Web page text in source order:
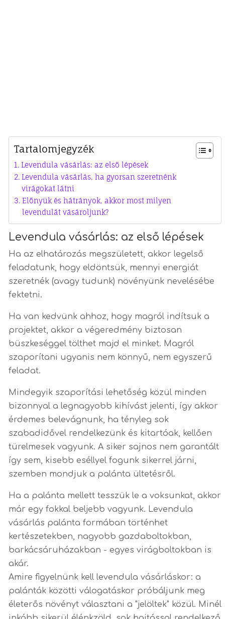
Tartalomjegyzék
Levendula vásárlás: az első lépések
Levendula vásárlás, ha gyorsan szeretnénk
virágokat látni
Előnyük és hátrányok, akkor most milyen
levendulát vásároljunk?
Levendula vásárlás: az első lépések
Ha az elhatározás megszületett, akkor legelső
feladatunk, hogy eldöntsük, mennyi energiát
szeretnék (avagy tudunk) növényünk nevelésébe
fektetni.
Ha van kedvünk ahhoz, hogy magról indítsuk a
projektet, akkor a végeredmény biztosan
büszkeséggel tölthet majd el minket. Magról
szaporítani ugyanis nem könnyű, nem egyszerű
feladat.
Mindegyik szaporítási lehetőség közül minden
bizonnyal a legnagyobb kihívást jelenti, így akkor
érdemes belevágnunk, ha tényleg sok
szabadidővel rendelkezünk és kitartóak, kellően
türelmesek vagyunk. A siker sajnos nem garantált
így sem, kisebb eséllyel fogunk sikerrel járni,
szemben mondjuk a palánta ültetésről.
Ha a palánta mellett tesszük le a voksunkat, akkor
már egy fokkal beljebb vagyunk. Levendula
vásárlás palánta formában történhet
kertészetekben, nagyobb gazdaboltokban,
barkácsáruházakban - egyes virágboltokban is
akár.
Amire figyelnünk kell levendula vásárláskor: a
palánták közötti válogatáskor próbáljunk meg
életerős növényt választani a "jelöltek" közül. Minél